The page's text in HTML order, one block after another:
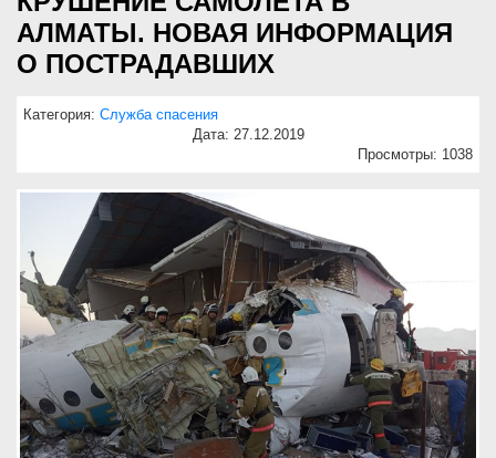
АЛМАТЫ. НОВАЯ ИНФОРМАЦИЯ
О ПОСТРАДАВШИХ
Категория: Служба спасения
Дата: 27.12.2019
Просмотры: 1038